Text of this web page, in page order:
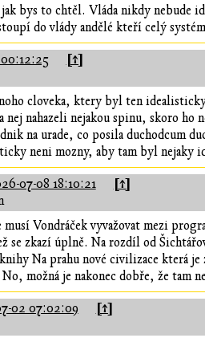
bys to chtěl. Vláda nikdy nebude
do vlády andělé kteří celý
[↑]
cloveka, ktery byl ten
nahazeli nejakou spinu, skoro ho
na urade, co posila duchodcum
neni mozny, aby tam byl nejaky
07-08 18:10:21 [↑]
musí Vondráček vyvažovat mezi
se zkazí úplně. Na rozdíl od
Na prahu nové civilizace která
možná je nakonec dobře, že tam
02 07:02:09 [↑]